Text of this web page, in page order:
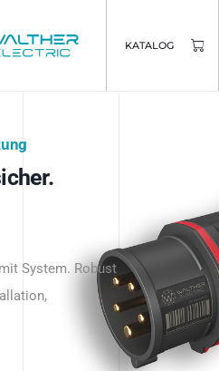
KATALOG
hier.
System. Robust
und